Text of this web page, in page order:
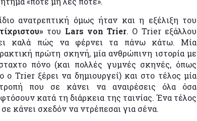
ανατρεπτική όμως ήταν και η εξέλιξη του
του Lars von Trier. Ο Trier εξάλλου
καλά πώς να φέρνει τα πάνω κάτω. Μία
πρώτη σκηνή, μία ανθρώπινη ιστορία με
πόνο (και πολλές γυμνές σκηνές, όπως
ο Trier ξέρει να δημιουργεί) και στο τέλος μία
που σε κάνει να αναιρέσεις όλα όσα
κατά τη διάρκεια της ταινίας. Ένα τέλος
κάνει σχεδόν να ντρέπεσαι για σένα.